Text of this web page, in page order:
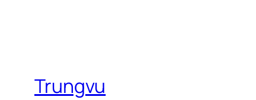
Trungvu